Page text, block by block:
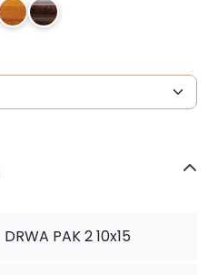
DRWA PAK 2 10x15